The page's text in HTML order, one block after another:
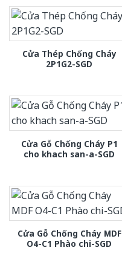
Cửa Thép Chống Cháy
2P1G2-SGD
Cửa Gỗ Chống Cháy P1
cho khach san-a-SGD
Cửa Gỗ Chống Cháy MDF
O4-C1 Phào chi-SGD